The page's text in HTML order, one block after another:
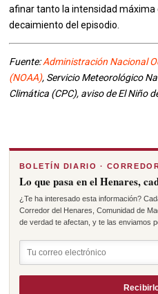
afinar tanto la intensidad
decaimiento del episodio.
Fuente:Administración Nacional
(NOAA), Servicio Meteorológico
Climática (CPC), aviso de El Niño
BOLETÍN DIARIO ·
Lo que pasa en el Henares,
¿Te ha interesado esta información?
Corredor del Henares, Comunidad de
de verdad te afectan, y te las enviamos